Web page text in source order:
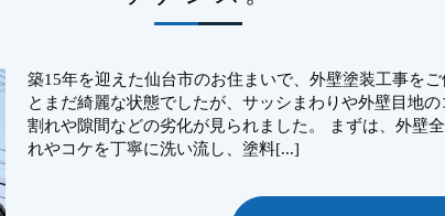
築15年を迎えた仙台市のお住まいで、外壁塗装工事を
とまだ綺麗な状態でしたが、サッシまわりや外壁目地
割れや隙間などの劣化が見られました。 まずは、外壁
れやコケを丁寧に洗い流し、塗料[...]